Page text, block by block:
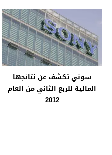
سوني تكشف عن نتائجها
المالية للربع الثاني من العام
2012